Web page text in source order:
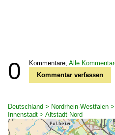
0 Kommentare, Alle
Kommentar verfassen
Deutschland > Nordrhein-Westfalen
Innenstadt > Altstadt-Nord